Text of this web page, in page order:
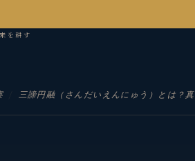
を耕す
三諦円融（さんだいえんにゅう）とは？